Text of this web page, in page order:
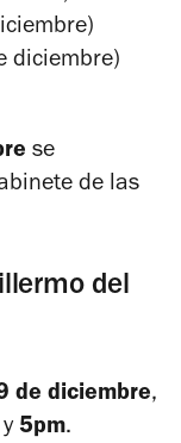
diciembre)
se
de las
del
de diciembre,
y 5pm.